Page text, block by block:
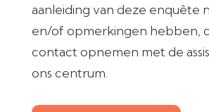
aanleiding van deze enquête
en/of opmerkingen hebben,
contact opnemen met de
ons centrum.